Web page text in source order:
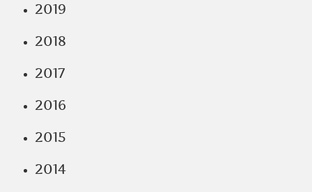
2019
2018
2017
2016
2015
2014